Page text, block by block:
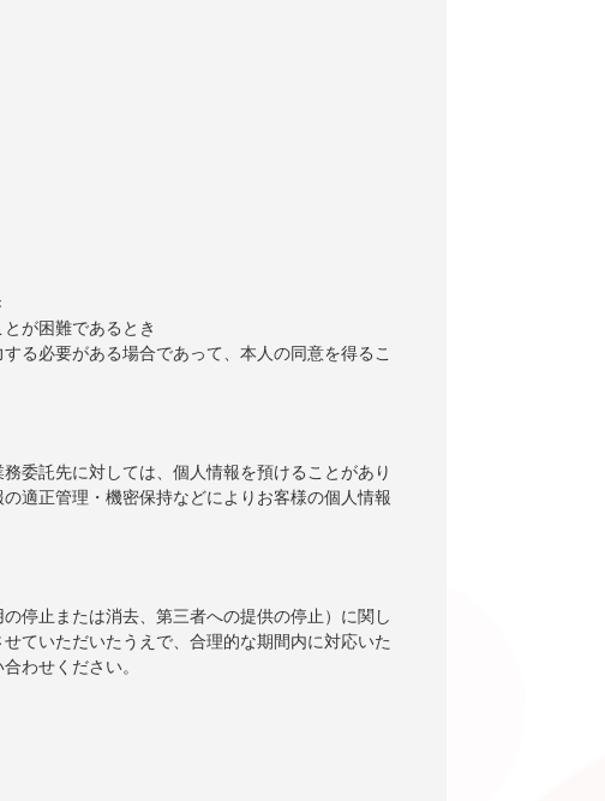
が困難であるとき
る必要がある場合であって、本人の同意を得るこ
委託先に対しては、個人情報を預けることがあり
適正管理・機密保持などによりお客様の個人情報
停止または消去、第三者への提供の停止）に関し
ていただいたうえで、合理的な期間内に対応いた
わせください。